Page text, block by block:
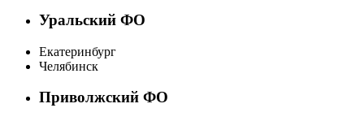
Уральский ФО
Екатеринбург
Челябинск
Приволжский ФО